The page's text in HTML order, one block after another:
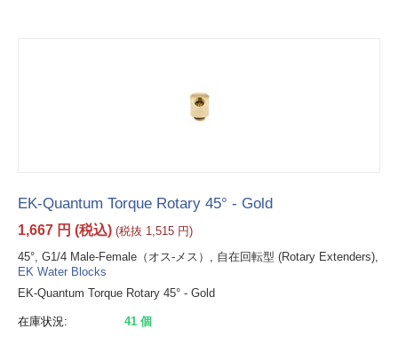
EK-Quantum Torque Rotary 45° - Gold
1,667 円 (税込) (税抜 1,515 円)
45°, G1/4 Male-Female（オス-メス）, 自在回転型 (Rotary Extenders),
EK Water Blocks
EK-Quantum Torque Rotary 45° - Gold
在庫状況: 41 個